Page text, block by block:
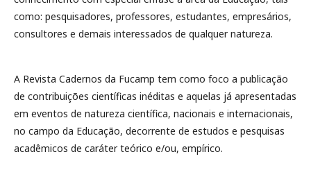
como: pesquisadores, professores, estudantes, empresários,
consultores e demais interessados de qualquer natureza.
A Revista Cadernos da Fucamp tem como foco a publicação
de contribuições científicas inéditas e aquelas já apresentadas
em eventos de natureza científica, nacionais e internacionais,
no campo da Educação, decorrente de estudos e pesquisas
acadêmicos de caráter teórico e/ou, empírico.